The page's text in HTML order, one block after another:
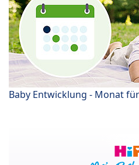
Baby Entwicklung - Monat